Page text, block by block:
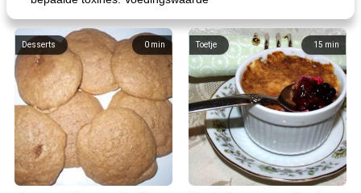
0 min
Desserts 15 min
Toetje